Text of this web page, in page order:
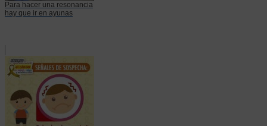
Para hacer una resonancia
hay que ir en ayunas